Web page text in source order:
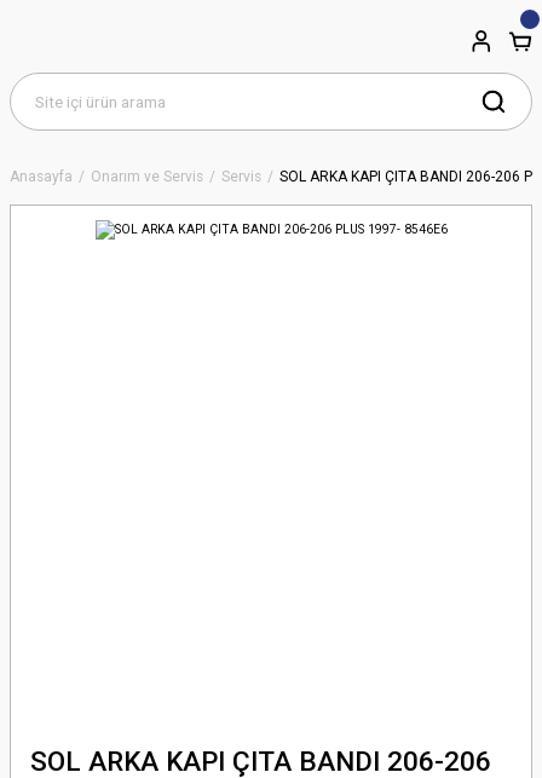
Anasayfa Onarım ve Servis Servis SOL ARKA KAPI ÇITA BANDI 206-206
SOL ARKA KAPI ÇITA BANDI 206-206